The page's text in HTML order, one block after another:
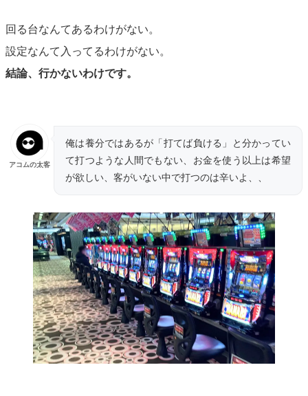
回る台なんてあるわけがない。
設定なんて入ってるわけがない。
結論、行かないわけです。
アコムの太客
俺は養分ではあるが「打てば負ける」と分かってい
て打つような人間でもない、お金を使う以上は希望
が欲しい、客がいない中で打つのは辛いよ、、